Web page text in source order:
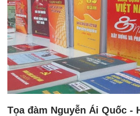
Tọa đàm Nguyễn Ái Quốc -